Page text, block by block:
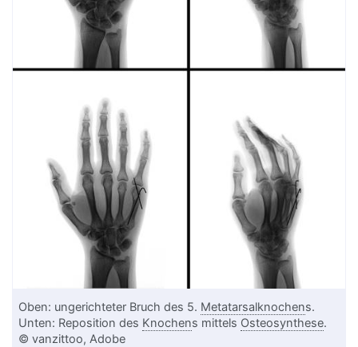
Oben: ungerichteter Bruch des 5. Metatarsalknochens.
Unten: Reposition des Knochens mittels Osteosynthese.
© vanzittoo, Adobe